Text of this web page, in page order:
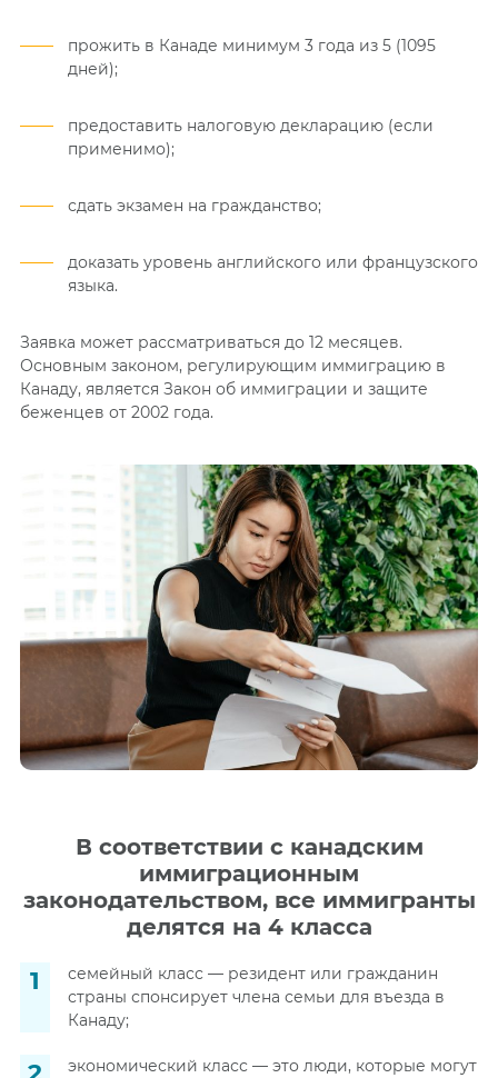
прожить в Канаде минимум 3 года из 5 (1095
дней);
предоставить налоговую декларацию (если
применимо);
сдать экзамен на гражданство;
доказать уровень английского или французского
языка.
Заявка может рассматриваться до 12 месяцев.
Основным законом, регулирующим иммиграцию в
Канаду, является Закон об иммиграции и защите
беженцев от 2002 года.
В соответствии с канадским
иммиграционным
законодательством, все иммигранты
делятся на 4 класса
семейный класс — резидент или гражданин
страны спонсирует члена семьи для въезда в
Канаду;
экономический класс — это люди, которые могут